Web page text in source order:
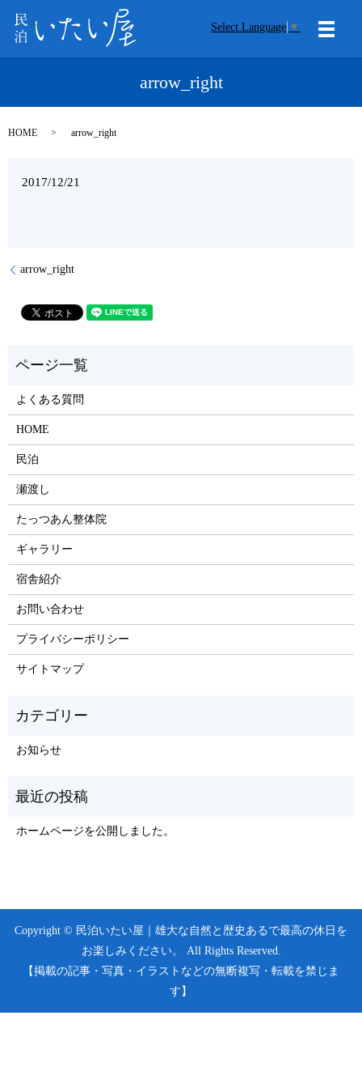
Select Language ▼
メニ
arrow_right
HOME arrow_right
2017/12/21
arrow_right
よくある質問
HOME
民泊
瀬渡し
たっつあん整体院
ギャラリー
宿舎紹介
お問い合わせ
プライバシーポリシー
サイトマップ
お知らせ
ホームページを公開しました。
Copyright © 民泊いたい屋｜雄大な自然と歴史あるで最高の休日を
お楽しみください。 All Rights Reserved.
【掲載の記事・写真・イラストなどの無断複写・転載を禁じま
す】